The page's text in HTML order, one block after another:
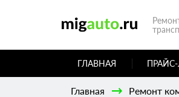
ГЛАВНАЯ
Главная Ремонт